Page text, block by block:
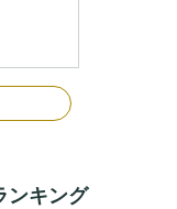
ンキング